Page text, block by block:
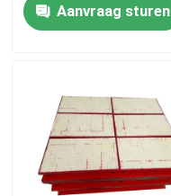
Videos
Fabrieksreis
Aanvraag sturen